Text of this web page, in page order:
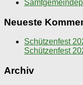
Neueste
Schützenfest
Schützenfest
Archiv